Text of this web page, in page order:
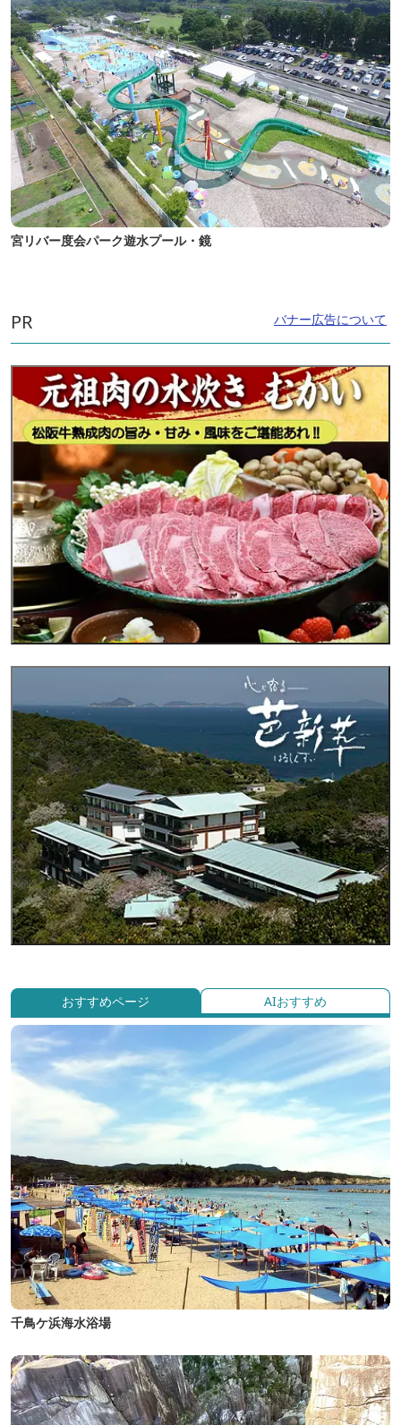
宮リバー度会パーク遊水プール・鏡
PR バナー広告について
おすすめページ AIおすすめ
千鳥ケ浜海水浴場